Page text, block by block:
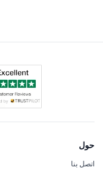
حول
اتصل بنا